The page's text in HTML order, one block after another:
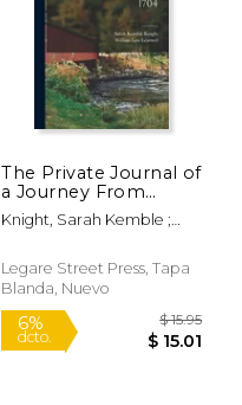
The Private Journal of
a Journey From
Boston to New York
in the Year 1704 (en
Knight, Sarah Kemble ;
Legare Street Press, Tapa
Blanda, Nuevo